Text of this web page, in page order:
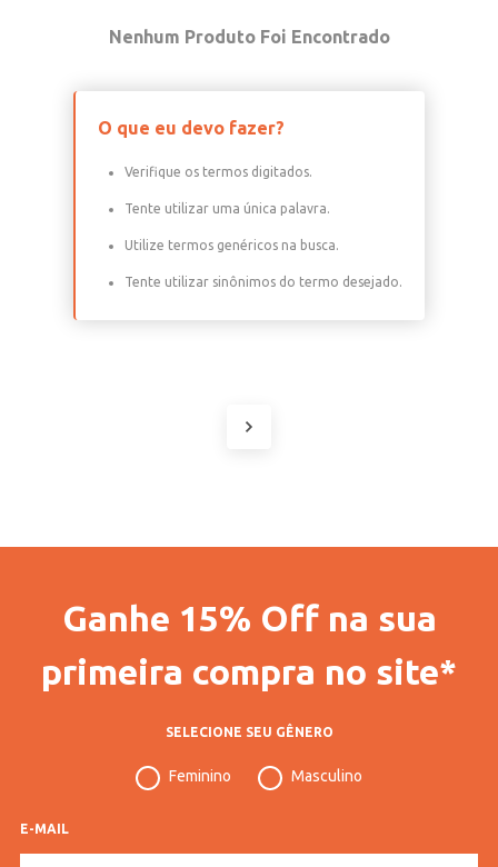
O que eu devo fazer?
Verifique os termos digitados.
Tente utilizar uma única palavra.
Utilize termos genéricos na busca.
Tente utilizar sinônimos do termo desejado.
Ganhe 15% Off na sua
primeira compra no site*
SELECIONE SEU GÊNERO
Feminino Masculino
E-MAIL